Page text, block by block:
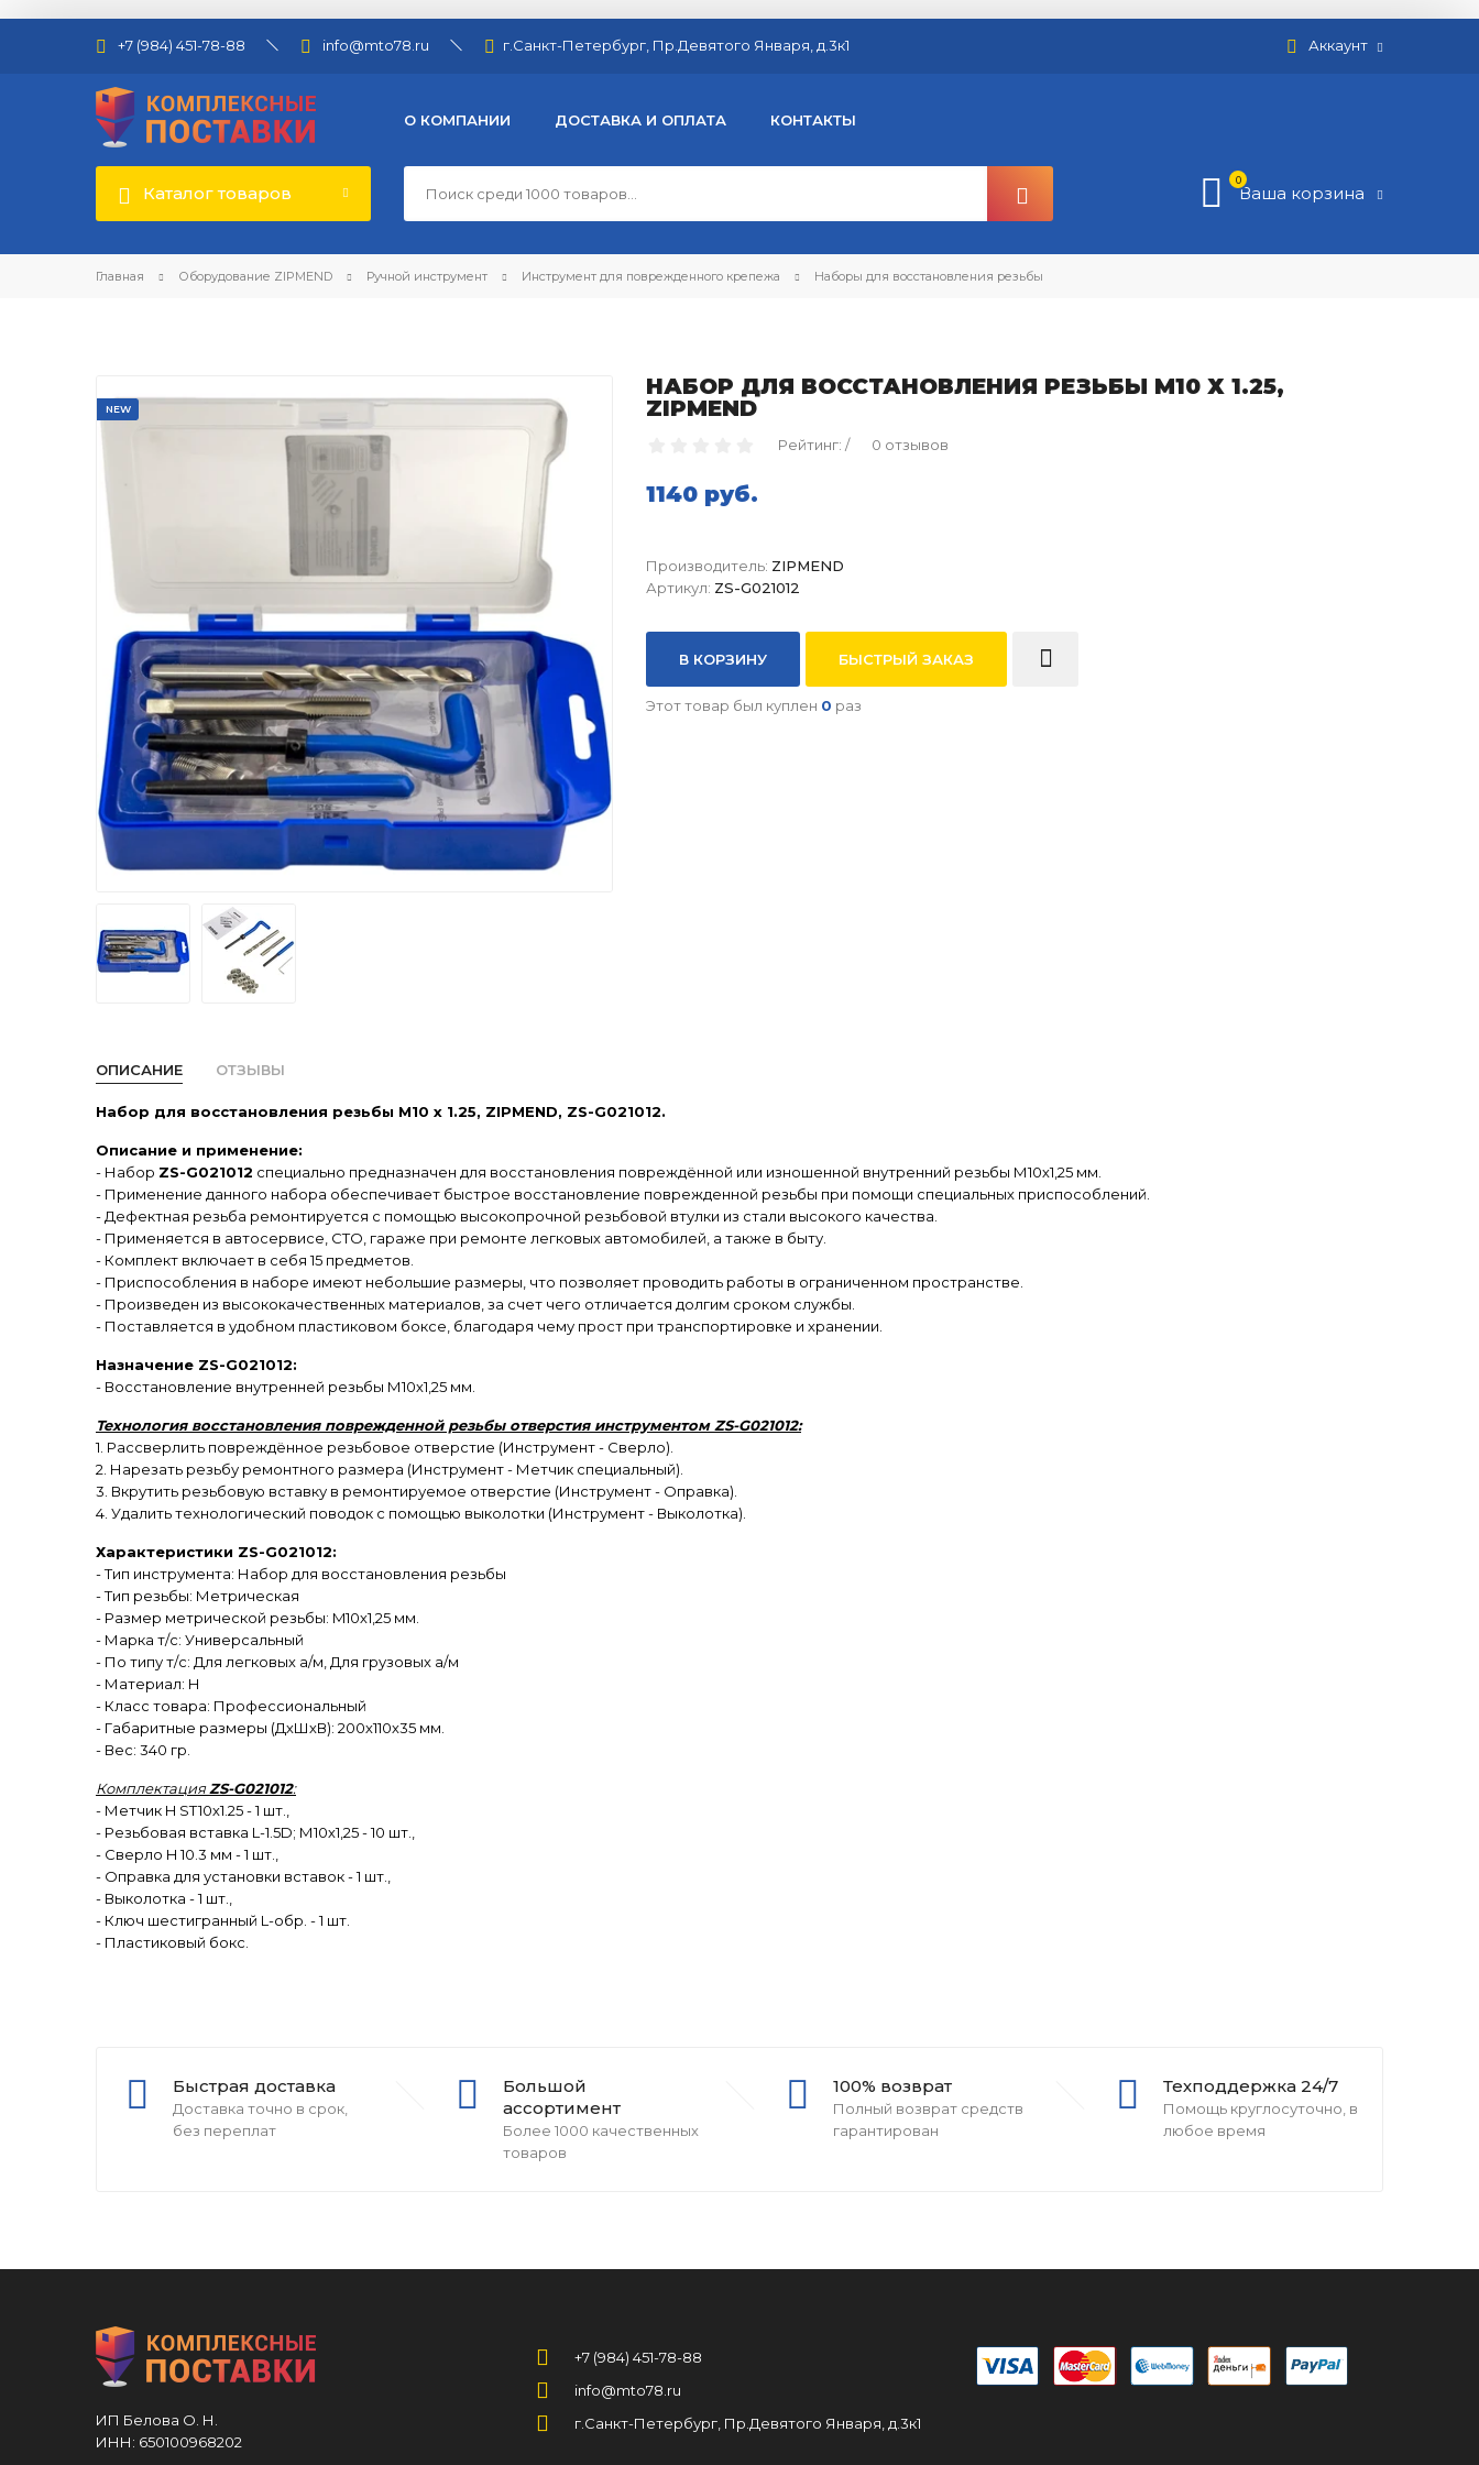
+7 (984) 451-78-88 info@mto78.ru г.Санкт-Петербург, Пр.Девятого Января, д.3к1 Аккаунт
О КОМПАНИИ ДОСТАВКА И ОПЛАТА КОНТАКТЫ
Каталог товаров
0
Ваша корзина
Главная Оборудование ZIPMEND Ручной инструмент Инструмент для поврежденного крепежа Наборы для восстановления резьбы
NEW
НАБОР ДЛЯ ВОССТАНОВЛЕНИЯ РЕЗЬБЫ M10 Х 1.25,
ZIPMEND
Рейтинг: / 0 отзывов
1140 руб.
Производитель: ZIPMEND
Артикул: ZS-G021012
В КОРЗИНУ БЫСТРЫЙ ЗАКАЗ
Этот товар был куплен 0 раз
ОПИСАНИЕ ОТЗЫВЫ
Набор для восстановления резьбы M10 х 1.25, ZIPMEND, ZS-G021012.
Описание и применение:
- Набор ZS-G021012 cпециально предназначен для восстановления повреждённой или изношенной внутренний резьбы М10х1,25 мм.
- Применение данного набора обеспечивает быстрое восстановление поврежденной резьбы при помощи специальных приспособлений.
- Дефектная резьба ремонтируется с помощью высокопрочной резьбовой втулки из стали высокого качества.
- Применяется в автосервисе, СТО, гараже при ремонте легковых автомобилей, а также в быту.
- Комплект включает в себя 15 предметов.
- Приспособления в наборе имеют небольшие размеры, что позволяет проводить работы в ограниченном пространстве.
- Произведен из высококачественных материалов, за счет чего отличается долгим сроком службы.
- Поставляется в удобном пластиковом боксе, благодаря чему прост при транспортировке и хранении.
Назначение ZS-G021012:
- Восстановление внутренней резьбы М10х1,25 мм.
Технология восстановления поврежденной резьбы отверстия инструментом ZS-G021012:
1. Рассверлить повреждённое резьбовое отверстие (Инструмент - Сверло).
2. Нарезать резьбу ремонтного размера (Инструмент - Метчик специальный).
3. Вкрутить резьбовую вставку в ремонтируемое отверстие (Инструмент - Оправка).
4. Удалить технологический поводок с помощью выколотки (Инструмент - Выколотка).
Характеристики ZS-G021012:
- Тип инструмента: Набор для восстановления резьбы
- Тип резьбы: Метрическая
- Размер метрической резьбы: M10х1,25 мм.
- Марка т/с: Универсальный
- По типу т/с: Для легковых а/м, Для грузовых а/м
- Материал: H
- Класс товара: Профессиональный
- Габаритные размеры (ДхШхВ): 200х110х35 мм.
- Вес: 340 гр.
КомплектацияZS-G021012:
- Метчик H ST10х1.25 - 1 шт.,
- Резьбовая вставка L-1.5D; М10х1,25 - 10 шт.,
- Сверло H 10.3 мм - 1 шт.,
- Оправка для установки вставок - 1 шт.,
- Выколотка - 1 шт.,
- Ключ шестигранный L-обр. - 1 шт.
- Пластиковый бокс.
Быстрая доставка
Доставка точно в срок,
без переплат
Большой
ассортимент
Более 1000 качественных
товаров
100% возврат
Полный возврат средств
гарантирован
Техподдержка 24/7
Помощь круглосуточно, в
любое время
ИП Белова О. Н.
ИНН: 650100968202
+7 (984) 451-78-88
info@mto78.ru
г.Санкт-Петербург, Пр.Девятого Января, д.3к1